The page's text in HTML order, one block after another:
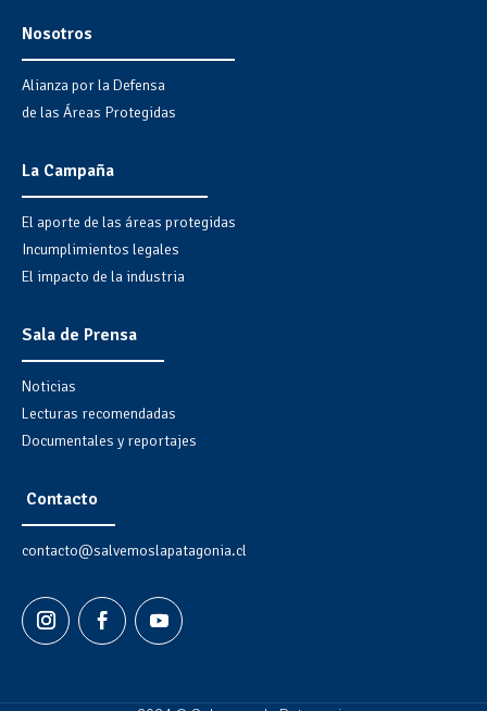
Nosotros
Alianza por la Defensa
de las Áreas Protegidas
La Campaña
El aporte de las áreas protegidas
Incumplimientos legales
El impacto de la industria
Sala de Prensa
Noticias
Lecturas recomendadas
Documentales y reportajes
Contacto
contacto@salvemoslapatagonia.cl